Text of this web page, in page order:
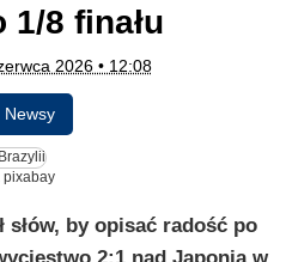
1/8 finału
2026 • 12:08
Newsy
pixabay
by opisać radość po